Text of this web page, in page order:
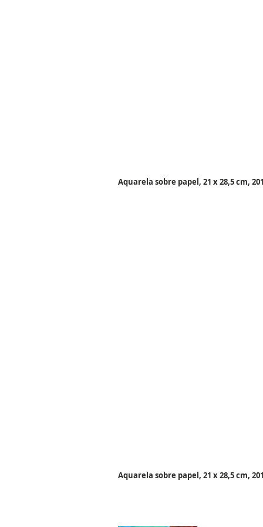
Aquarela sobre papel, 21 x 28,5 cm,
Aquarela sobre papel, 21 x 28,5 cm,